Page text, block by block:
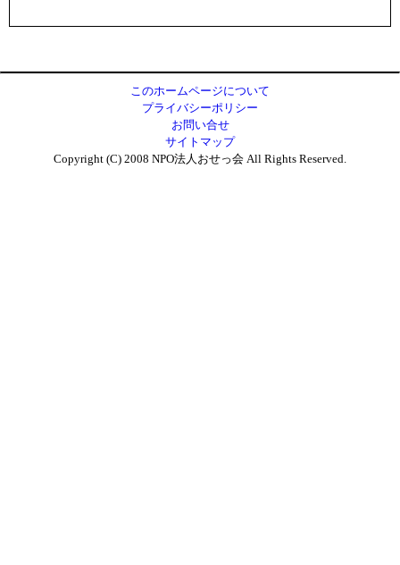
このホームページについて
プライバシーポリシー
お問い合せ
サイトマップ
Copyright (C) 2008 NPO法人おせっ会 All Rights Reserved.